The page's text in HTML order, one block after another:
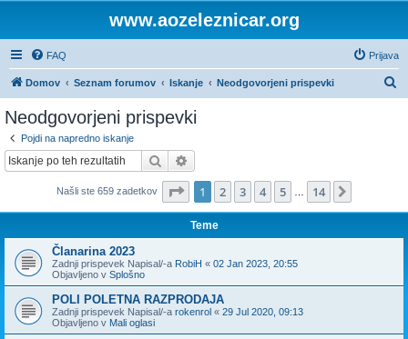
www.aozeleznicar.org
FAQ Prijava
Domov Seznam forumov Iskanje Neodgovorjeni prispevki
e
Neodgovorjeni prispevki
Pojdi na napredno iskanje
Iskanje
Našli ste 659 zadetkov Stran 1od14
1 2 3 4 5 14
Teme
Članarina 2023
Zadnji prispevek Napisal/-a RobiH « 02 Jan 2023, 20:55
Objavljeno v Splošno
POLI POLETNA RAZPRODAJA
Zadnji prispevek Napisal/-a rokenrol « 29 Jul 2020, 09:13
Objavljeno v Mali oglasi